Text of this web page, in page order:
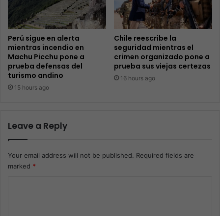
Perú sigue en alerta
mientras incendio en
Machu Picchu pone a
prueba defensas del
turismo andino
15 hours ago
Chile reescribe la
seguridad mientras el
crimen organizado pone a
prueba sus viejas certezas
16 hours ago
Leave a Reply
Your email address will not be published. Required fields are
marked *